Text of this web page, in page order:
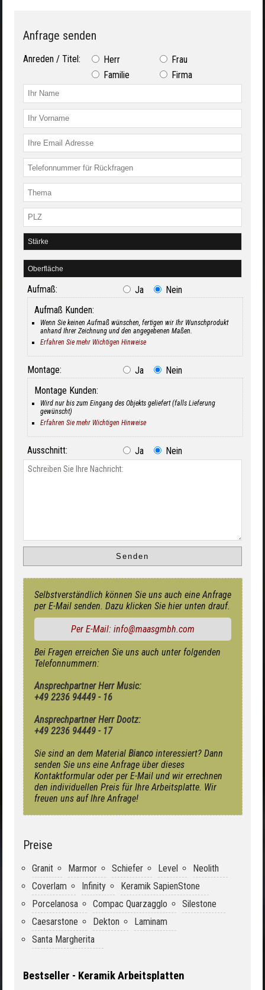
Anfrage senden
Anreden / Titel: Herr
Frau
Familie
Firma
Aufmaß: Ja
Nein
Aufmaß Kunden:
Wenn Sie keinen Aufmaß wünschen, fertigen wir Ihr Wunschprodukt
anhand Ihrer Zeichnung und den angegebenen Maßen.
Erfahren Sie mehr Wichtigen Hinweise
Montage: Ja
Nein
Montage Kunden:
Wird nur bis zum Eingang des Objekts geliefert (falls Lieferung
gewünscht)
Erfahren Sie mehr Wichtigen Hinweise
Ausschnitt: Ja Nein
Selbstverständlich können Sie uns auch eine Anfrage
per E-Mail senden. Dazu klicken Sie hier unten drauf.
Per E-Mail: info@maasgmbh.com
Bei Fragen erreichen Sie uns auch unter folgenden
Telefonnummern:
Ansprechpartner Herr Music:
+49 2236 94449 - 16
Ansprechpartner Herr Dootz:
+49 2236 94449 - 17
Sie sind an dem Material Bianco interessiert? Dann
senden Sie uns eine Anfrage über dieses
Kontaktformular oder per E-Mail und wir errechnen
den individuellen Preis für Ihre Arbeitsplatte. Wir
freuen uns auf Ihre Anfrage!
Preise
Granit Marmor Schiefer Level
Neolith
Coverlam
Infinity
Keramik SapienStone
Porcelanosa
Compac Quarzagglo
Silestone
Caesarstone
Dekton
Laminam
Santa Margherita
Bestseller - Keramik Arbeitsplatten